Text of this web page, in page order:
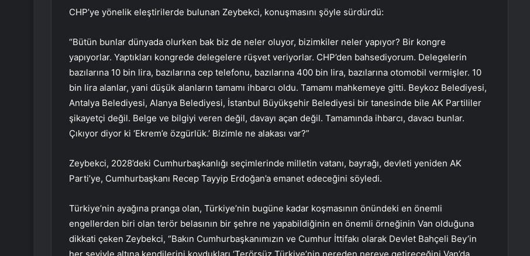
CHP’ye yönelik eleştirilerde bulunan Zeybekci, konuşmasını şöyle sürdürdü:
“Bütün bunlar dünyada olurken bak biz de neler oluyor, bizimkiler neler yapıyor? Bir kongre
yapıyorlar. Yaptıkları kongrede delegelere rüşvet veriyorlar. CHP’den bahsediyorum. Delegelerin
bazılarına 10 bin lira, bazılarına cep telefonu, bazılarına 400 bin lira, bazılarına otomobil vermişler. 10
bin lira alanlar, yani düşük alanların tamamı ihbarcı oldu. Tamamı mahkemeye gitti. Beykoz Belediyesi,
Antalya Belediyesi, Alanya Belediyesi, İstanbul Büyükşehir Belediyesi bir tanesinde bile AK Partililer
şikayetçi değil. Belge ve bilgiyi veren değil, davayı açan değil. Tamamında ihbarcı, davacı bunlar.
Çıkıyor diyor ki ‘Ekrem’e özgürlük.’ Bizimle ne alakası var?”
Zeybekci, 2028’deki Cumhurbaşkanlığı seçimlerinde milletin vatanı, bayrağı, devleti yeniden AK
Parti’ye, Cumhurbaşkanı Recep Tayyip Erdoğan’a emanet edeceğini söyledi.
Türkiye’nin ayağına pranga olan, Türkiye’nin bugüne kadar koşmasının önündeki en önemli
engellerden biri olan terör belasının bir şehre ne yapabildiğinin en önemli örneğinin Van olduğuna
dikkati çeken Zeybekci, “Bakın Cumhurbaşkanımızın ve Cumhur İttifakı olarak Devlet Bahçeli Bey’in